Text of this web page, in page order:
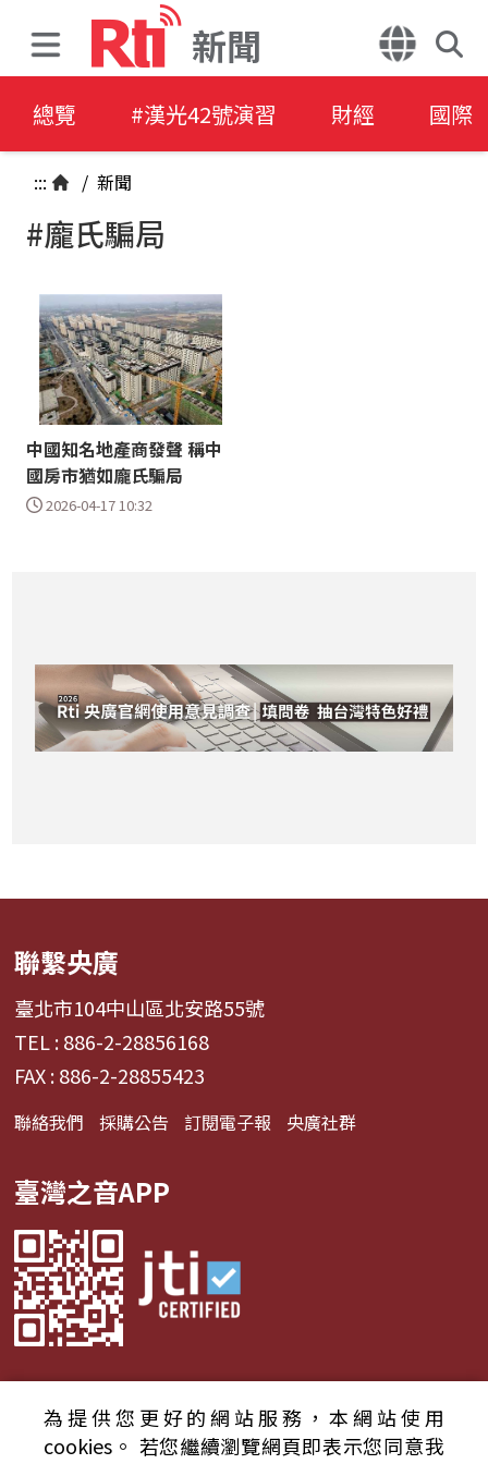
新聞
總覽 #漢光42號演習 財經 國際
::: / 新聞
#龐氏騙局
中國知名地產商發聲 稱中
國房市猶如龐氏騙局
2026-04-17 10:32
聯繫央廣
臺北市104中山區北安路55號
TEL : 886-2-28856168
FAX : 886-2-28855423
聯絡我們 採購公告 訂閱電子報 央廣社群
臺灣之音APP
© 2024財團法人中央廣播電臺 版權所有
為提供您更好的網站服務，本網站使用
cookies。 若您繼續瀏覽網頁即表示您同意我